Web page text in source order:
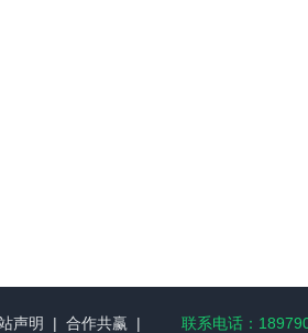
声明 | 合作共赢 |
联系电话：